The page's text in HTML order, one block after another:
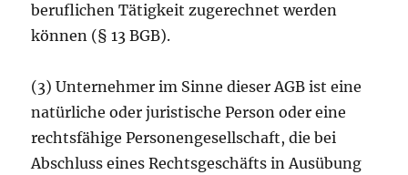
beruflichen Tätigkeit zugerechnet werden
können (§ 13 BGB).
(3) Unternehmer im Sinne dieser AGB ist eine
natürliche oder juristische Person oder eine
rechtsfähige Personengesellschaft, die bei
Abschluss eines Rechtsgeschäfts in Ausübung